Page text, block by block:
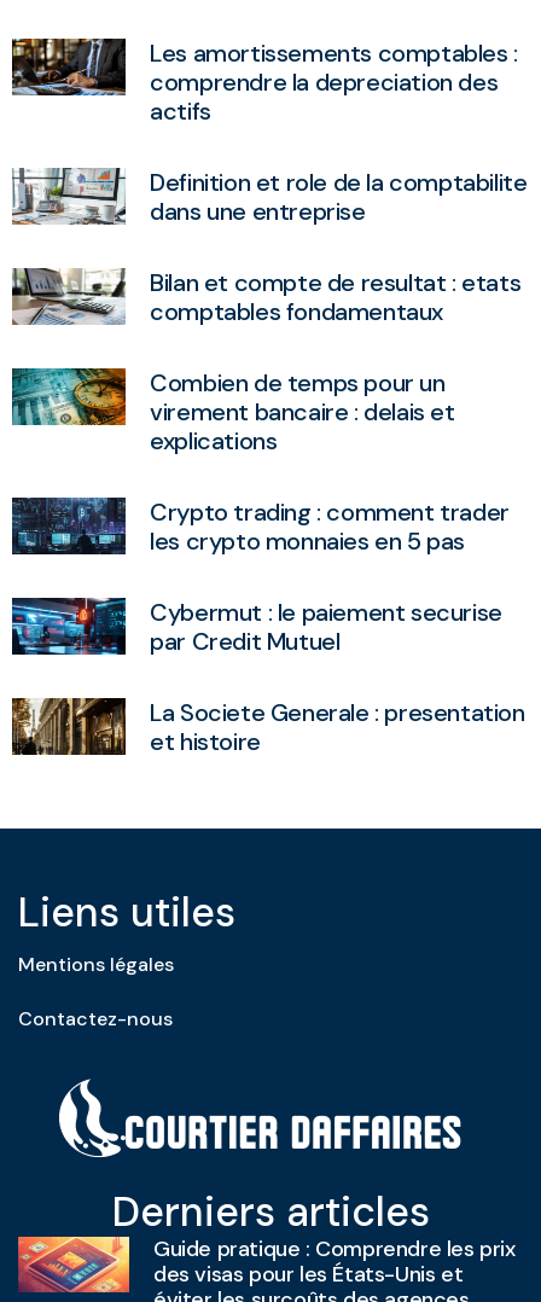
Les amortissements comptables :
comprendre la depreciation des
actifs
Definition et role de la comptabilite
dans une entreprise
Bilan et compte de resultat : etats
comptables fondamentaux
Combien de temps pour un
virement bancaire : delais et
explications
Crypto trading : comment trader
les crypto monnaies en 5 pas
Cybermut : le paiement securise
par Credit Mutuel
La Societe Generale : presentation
et histoire
Liens utiles
Mentions légales
Contactez-nous
Derniers articles
Guide pratique : Comprendre les prix
des visas pour les États-Unis et